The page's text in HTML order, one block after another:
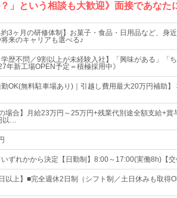
」という相談も大歓迎》面接であな
約3ヶ月の研修体制】お菓子・食品・日用品など、身
来のキャリアも選べる♪
学歴不問／9割以上が未経験入社】「興味がある」「
年新工場OPEN予定＝積極採用中》
勤OK(無料駐車場あり)｜引越し費用最大20万円補助
場合】月給23万円～25万円+残業代別途全額支給+
以…
ずれかから決定【日勤制】8:00～17:00(実働8h)【
以上】■完全週休2日制（シフト制／土日休みも取得